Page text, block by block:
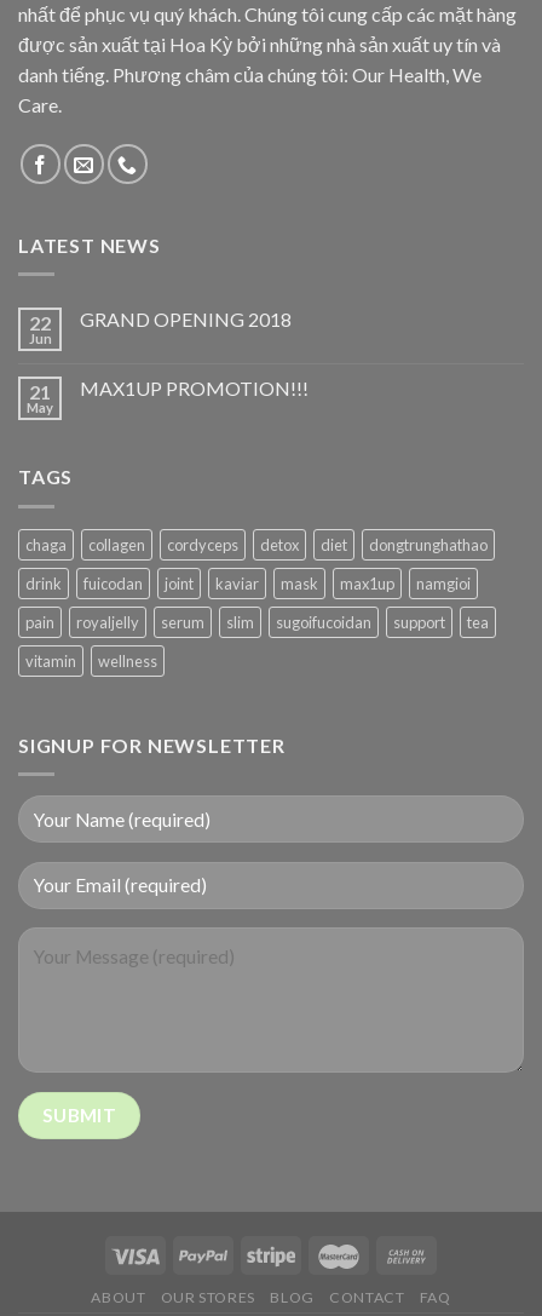
nhất để phục vụ quý khách. Chúng tôi cung cấp các mặt hàng
được sản xuất tại Hoa Kỳ bởi những nhà sản xuất uy tín và
danh tiếng. Phương châm của chúng tôi: Our Health, We
Care.
LATEST NEWS
22
Jun
GRAND OPENING 2018
21
May
MAX1UP PROMOTION!!!
TAGS
chaga collagen cordyceps detox diet
dongtrunghathao
drink
fuicodan joint kaviar mask max1up
namgioi
pain
royaljelly serum slim sugoifucoidan support
tea
vitamin
wellness
SIGNUP FOR NEWSLETTER
ABOUT OUR STORES BLOG CONTACT FAQ